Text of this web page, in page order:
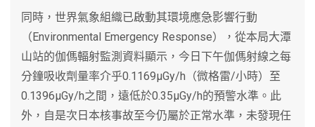
同時，世界氣象組織已啟動其環境應急影響行動
（Environmental Emergency Response），從本局大潭
山站的伽傌輻射監測資料顯示，今日下午伽傌射線之每
分鐘吸收劑量率介乎0.1169μGy/h（微格雷/小時）至
0.1396μGy/h之間，遠低於0.35μGy/h的預警水準。此
外，自是次日本核事故至今仍屬於正常水準，未發現任